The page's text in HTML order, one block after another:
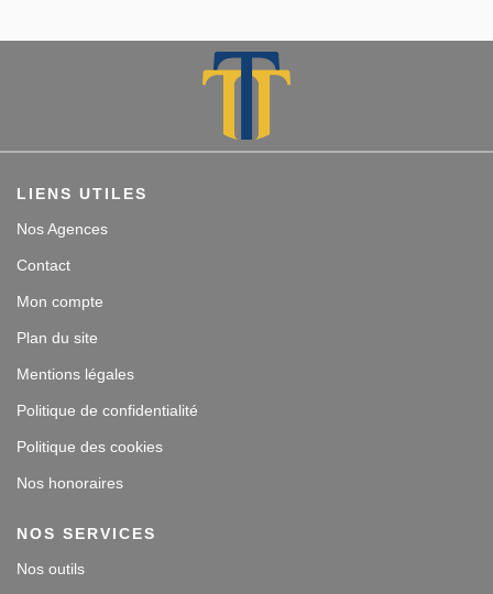
LIENS UTILES
Nos Agences
Contact
Mon compte
Plan du site
Mentions légales
Politique de confidentialité
Politique des cookies
Nos honoraires
NOS SERVICES
Nos outils